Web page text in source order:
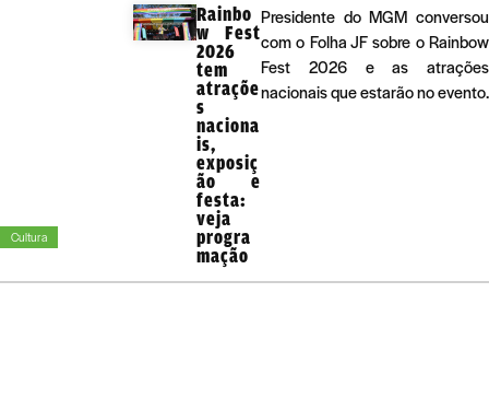
Cultura
Rainbo
w Fest
2026
tem
atraçõe
s
naciona
is,
exposiç
ão e
festa:
veja
progra
mação
Presidente do MGM conversou
com o Folha JF sobre o Rainbow
Fest 2026 e as atrações
nacionais que estarão no evento.